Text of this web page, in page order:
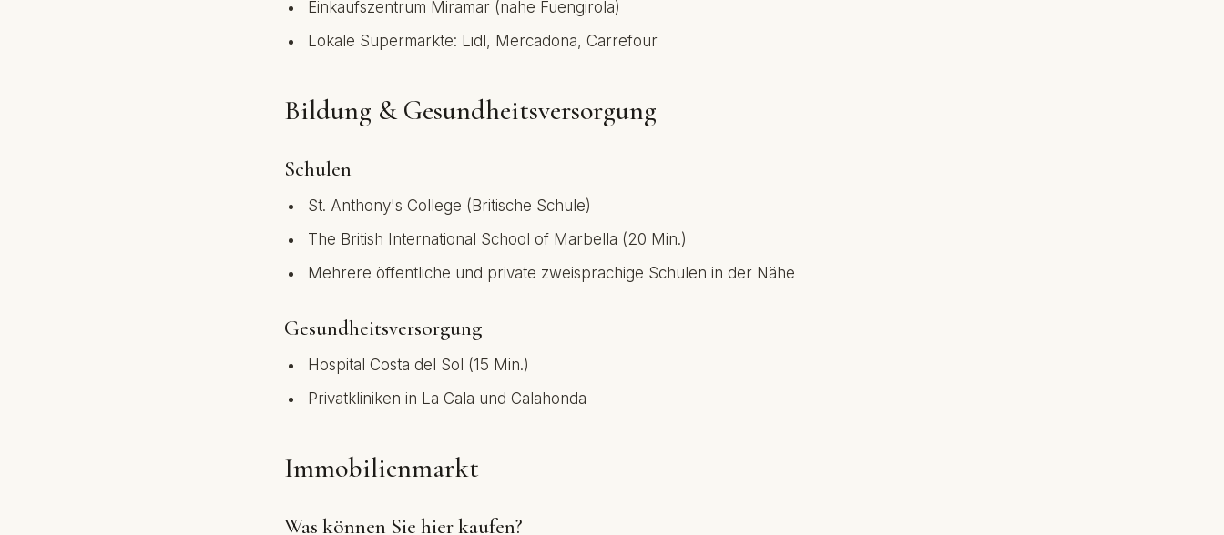
Einkaufszentrum Miramar (nahe Fuengirola)
Lokale Supermärkte: Lidl, Mercadona, Carrefour
Bildung & Gesundheitsversorgung
Schulen
St. Anthony's College (Britische Schule)
The British International School of Marbella (20 Min.)
Mehrere öffentliche und private zweisprachige Schulen in der Nähe
Gesundheitsversorgung
Hospital Costa del Sol (15 Min.)
Privatkliniken in La Cala und Calahonda
Immobilienmarkt
Was können Sie hier kaufen?